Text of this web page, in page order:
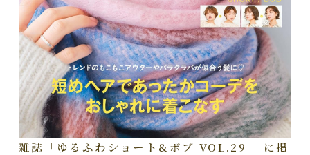
雑誌「ゆるふわショート&ボブ VOL.29 」に掲